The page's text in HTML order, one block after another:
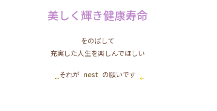
美しく輝き健康寿命
をのばして
充実した人生を楽しんでほしい
それが nest の願いです